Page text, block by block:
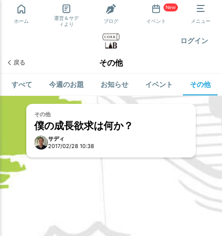
ホーム
運営＆サデ
ィより
ブログ
New
イベント メニュー
ログイン
戻る その他
すべて 今週のお題 お知らせ イベント その他
その他
僕の成長欲求は何か？
サディ
2017/02/28 10:38